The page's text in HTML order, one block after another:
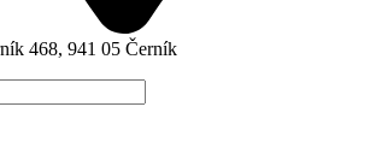
468, 941 05 Černík